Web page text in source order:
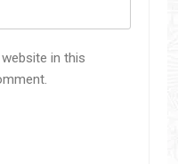
in this